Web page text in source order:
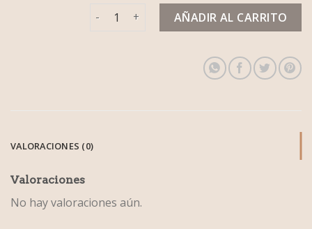
amazon gafas de sol cantidad
AÑADIR AL CARRITO
VALORACIONES (0)
Valoraciones
No hay valoraciones aún.